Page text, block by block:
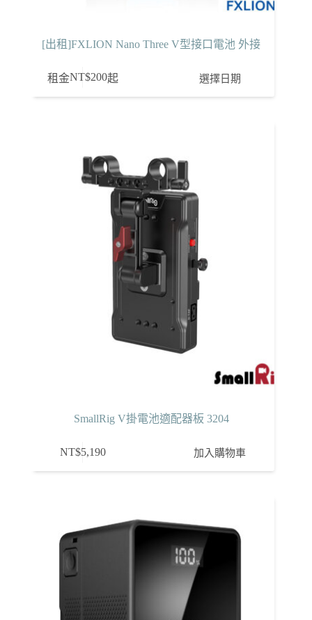
[出租]FXLION Nano Three V型接口電池 外接
租金NT$200起 選擇日期
SmallRig V掛電池適配器板 3204
NT$5,190 加入購物車